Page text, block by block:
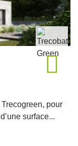
pour
surface...